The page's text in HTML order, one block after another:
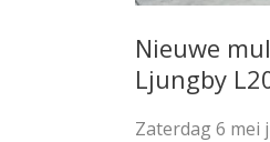
Nieuwe
Ljungby
Zaterdag 6 mei